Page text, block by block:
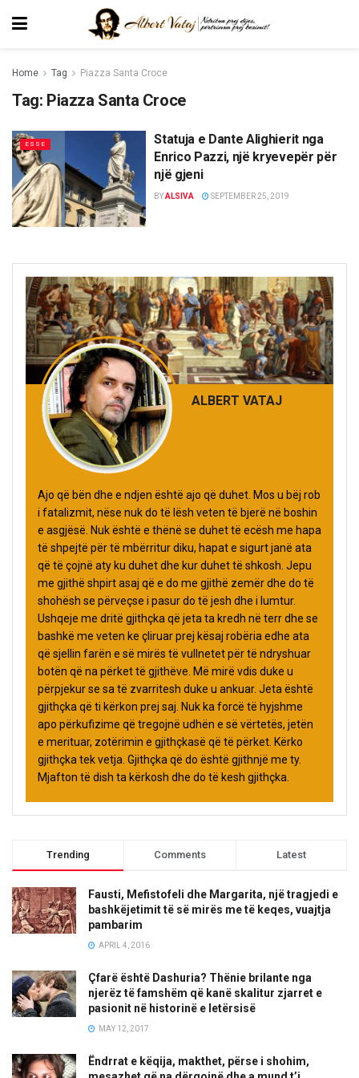
Home Tag Piazza Santa Croce
Tag: Piazza Santa Croce
ESSE
Statuja e Dante Alighierit nga
Enrico Pazzi, një kryevepër për
një gjeni
BYALSIVA SEPTEMBER 25, 2019
ALBERT VATAJ
Ajo që bën dhe e ndjen është ajo që duhet. Mos u bëj rob
i fatalizmit, nëse nuk do të lësh veten të bjerë në boshin
e asgjësë. Nuk është e thënë se duhet të ecësh me hapa
të shpejtë për të mbërritur diku, hapat e sigurt janë ata
që të çojnë aty ku duhet dhe kur duhet të shkosh. Jepu
me gjithë shpirt asaj që e do me gjithë zemër dhe do të
shohësh se përveçse i pasur do të jesh dhe i lumtur.
Ushqeje me dritë gjithçka që jeta ta kredh në terr dhe se
bashkë me veten ke çliruar prej kësaj robëria edhe ata
që sjellin farën e së mirës të vullnetet për të ndryshuar
botën që na përket të gjithëve. Më mirë vdis duke u
përpjekur se sa të zvarritesh duke u ankuar. Jeta është
gjithçka që ti kërkon prej saj. Nuk ka forcë të hyjshme
apo përkufizime që tregojnë udhën e së vërtetës, jetën
e merituar, zotërimin e gjithçkasë që të përket. Kërko
gjithçka tek vetja. Gjithçka që do është gjithnjë me ty.
Mjafton të dish ta kërkosh dhe do të kesh gjithçka.
Trending Comments Latest
Fausti, Mefistofeli dhe Margarita, një tragjedi e
bashkëjetimit të së mirës me të keqes, vuajtja
pambarim
APRIL 4, 2016
Çfarë është Dashuria? Thënie brilante nga
njerëz të famshëm që kanë skalitur zjarret e
pasionit në historinë e letërsisë
MAY 12, 2017
Ëndrrat e këqija, makthet, përse i shohim,